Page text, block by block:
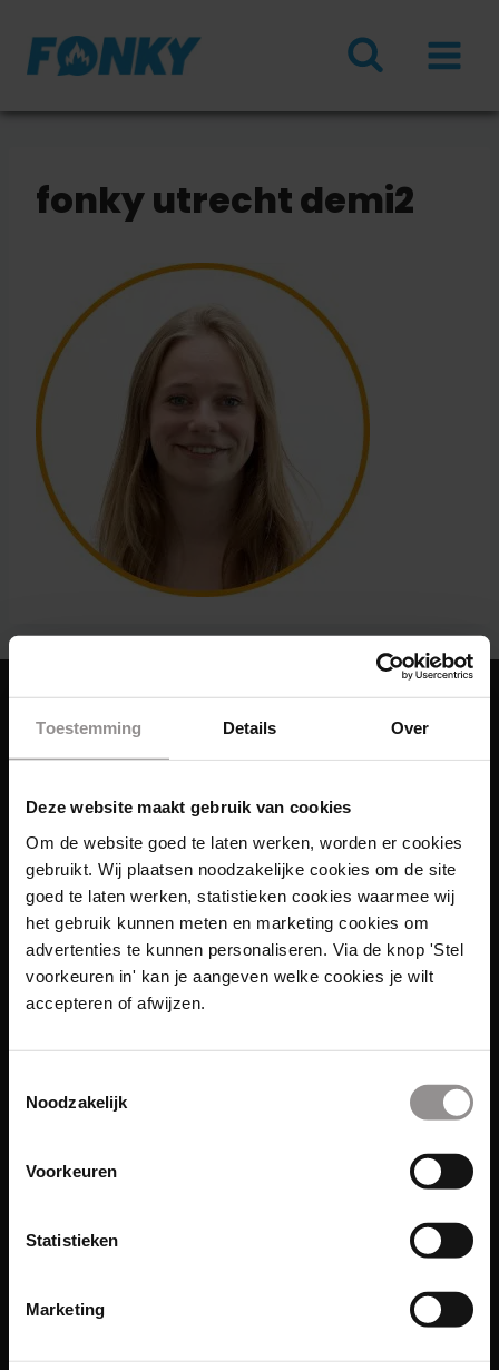
Toestemming Details Over
Deze website maakt gebruik van cookies
Om de website goed te laten werken, worden er cookies
gebruikt. Wij plaatsen noodzakelijke cookies om de site
goed te laten werken, statistieken cookies waarmee wij
het gebruik kunnen meten en marketing cookies om
advertenties te kunnen personaliseren. Via de knop 'Stel
voorkeuren in' kan je aangeven welke cookies je wilt
accepteren of afwijzen.
Noodzakelijk
Voorkeuren
Statistieken
Marketing
naar
inhoud
fonky utrecht demi2